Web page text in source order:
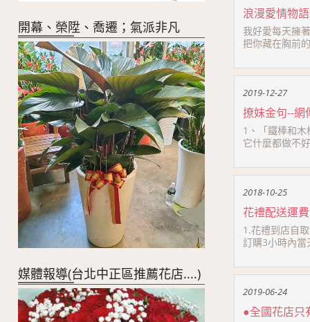
開幕、榮陞、喬遷；氣派非凡
媒體報導(台北中正區推薦花店....)
浪漫愛情物
我好愛每天擁
把你藏在胸前
2019-12-27
撩妹金句--網
1、「鐵棒和
它什麼都做不
2018-10-25
花禮配送運
1.花禮到店自
訂購3小時內當
2019-06-24
●全國花店只